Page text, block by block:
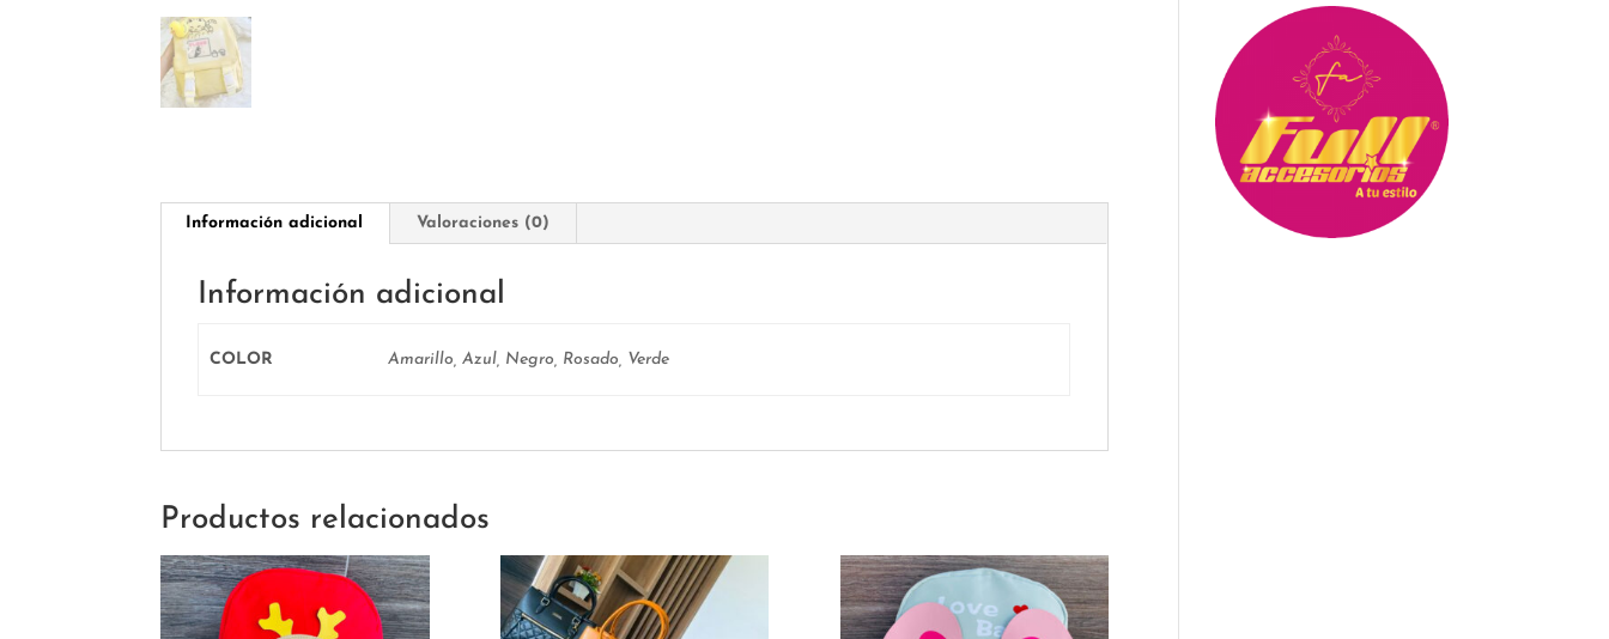
Información adicional Valoraciones (0)
Información adicional
COLOR Amarillo, Azul, Negro, Rosado, Verde
Productos relacionados